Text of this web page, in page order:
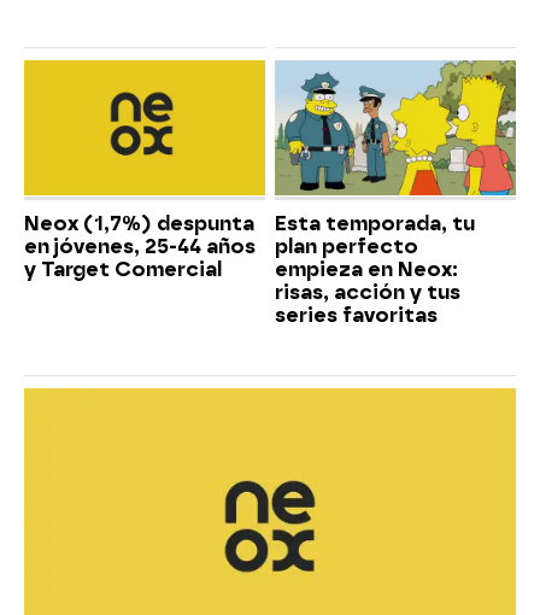
Neox (1,7%) despunta
en jóvenes, 25-44 años
y Target Comercial
Esta temporada, tu
plan perfecto
empieza en Neox:
risas, acción y tus
series favoritas